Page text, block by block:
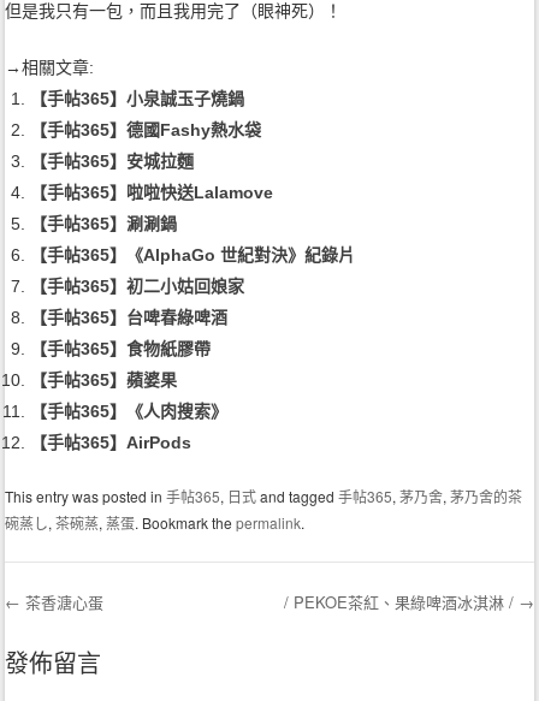
但是我只有一包，而且我用完了（眼神死）！
→相關文章:
【手帖365】小泉誠玉子燒鍋
【手帖365】德國Fashy熱水袋
【手帖365】安城拉麵
【手帖365】啦啦快送Lalamove
【手帖365】涮涮鍋
【手帖365】《AlphaGo 世紀對決》紀錄片
【手帖365】初二小姑回娘家
【手帖365】台啤春綠啤酒
【手帖365】食物紙膠帶
【手帖365】蘋婆果
【手帖365】《人肉搜索》
【手帖365】AirPods
This entry was posted in手帖365, 日式and tagged手帖365,茅乃舍,茅乃舍的茶
碗蒸し,茶碗蒸,蒸蛋. Bookmark thepermalink.
Post navigation
← 茶香溏心蛋 / PEKOE茶紅、果綠啤酒冰淇淋 / →
發佈留言